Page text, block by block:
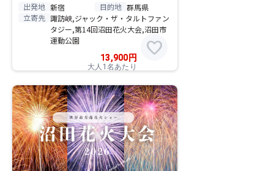
出発地 新宿 目的地 群馬県
立寄先 諏訪峡,ジャック・ザ・タルトファン
タジー,第14回沼田花火大会,沼田市
運動公園
13,900 円
大人1名あたり
favorite